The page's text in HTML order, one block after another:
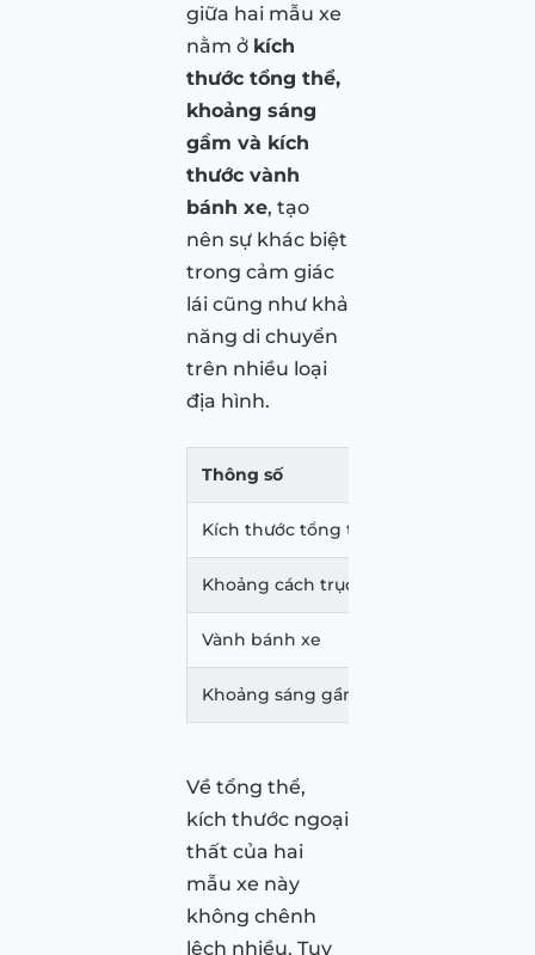
giữa hai mẫu xe
nằm ở kích
thước tổng thể,
khoảng sáng
gầm và kích
thước vành
bánh xe, tạo
nên sự khác biệt
trong cảm giác
lái cũng như khả
năng di chuyển
trên nhiều loại
địa hình.
Thông số
Kích thước tổng thể
Khoảng cách trục
Vành bánh xe
Khoảng sáng gầm xe (mm)
Về tổng thể,
kích thước ngoại
thất của hai
mẫu xe này
không chênh
lệch nhiều. Tuy